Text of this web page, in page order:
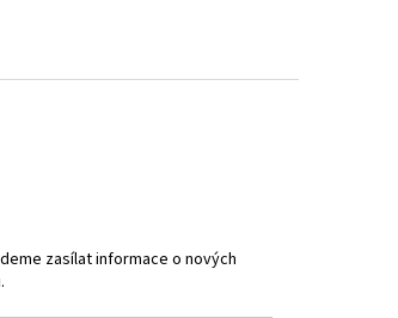
zasílat informace o nových